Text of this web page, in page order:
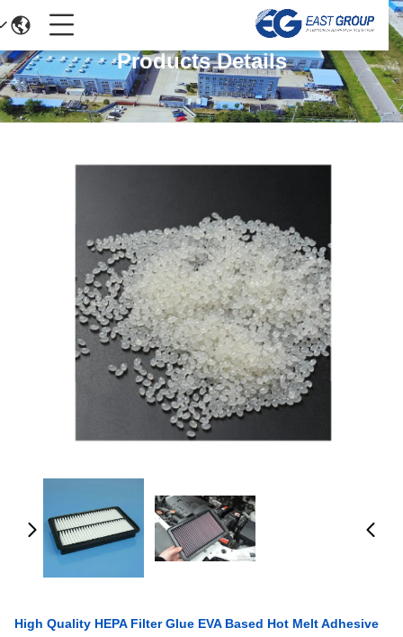
Products Details
High Quality HEPA Filter Glue EVA Based Hot Melt Adhesive